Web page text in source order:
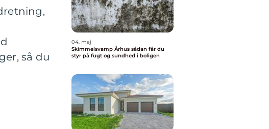
så du
04. maj
Skimmelsvamp Århus sådan får du
styr på fugt og sundhed i boligen